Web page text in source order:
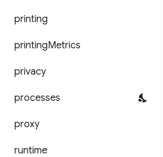
printing
printingMetrics
privacy
processes
proxy
runtime